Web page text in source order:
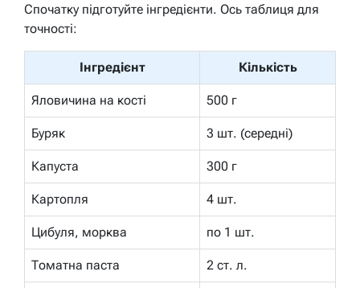
Спочатку підготуйте інгредієнти. Ось таблиця для
точності:
Інгредієнт Кількість
Яловичина на кості 500 г
Буряк 3 шт. (середні)
Капуста 300 г
Картопля 4 шт.
Цибуля, морква по 1 шт.
Томатна паста 2 ст. л.